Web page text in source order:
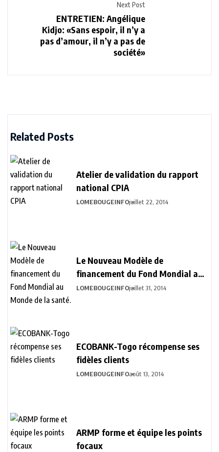
Next Post
ENTRETIEN: Angélique
Kidjo: «Sans espoir, il n’y a
pas d’amour, il n’y a pas de
société»
Related Posts
Atelier de validation du rapport
national CPIA
LOMEBOUGEINFOjuillet 22, 2014
Le Nouveau Modèle de
financement du Fond Mondial au
Monde de la santé.
LOMEBOUGEINFOjuillet 31, 2014
ECOBANK-Togo récompense ses
fidèles clients
LOMEBOUGEINFOaoût 13, 2014
ARMP forme et équipe les points
focaux